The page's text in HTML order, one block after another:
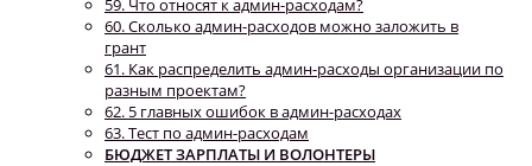
59. Что относят к админ-расходам?
60. Сколько админ-расходов можно заложить в
грант
61. Как распределить админ-расходы организации по
разным проектам?
62. 5 главных ошибок в админ-расходах
63. Тест по админ-расходам
БЮДЖЕТ ЗАРПЛАТЫ И ВОЛОНТЕРЫ